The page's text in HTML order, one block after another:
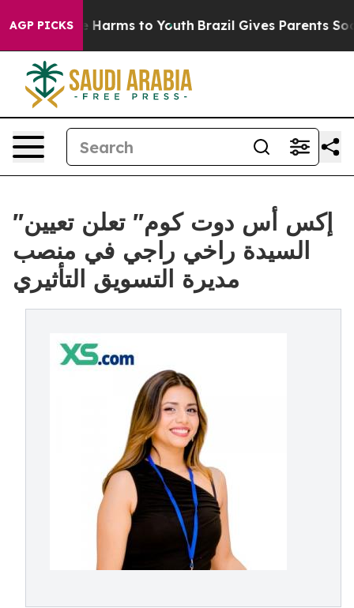
AGP PICKS
Abate Harms to Youth Brazil Gives Parents Social
"إكس أس دوت كوم" تعلن تعيين
السيدة راخي راجي في منصب
مديرة التسويق التأثيري